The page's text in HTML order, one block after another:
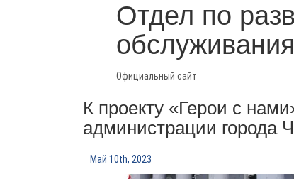
Отдел по
Официальный сайт
К проекту «Герои с
администрации города
Май 10th, 2023